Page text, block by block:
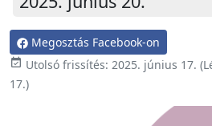
Megosztás Facebook-on
 Utolsó frissítés: 2025. június 17.
17.)